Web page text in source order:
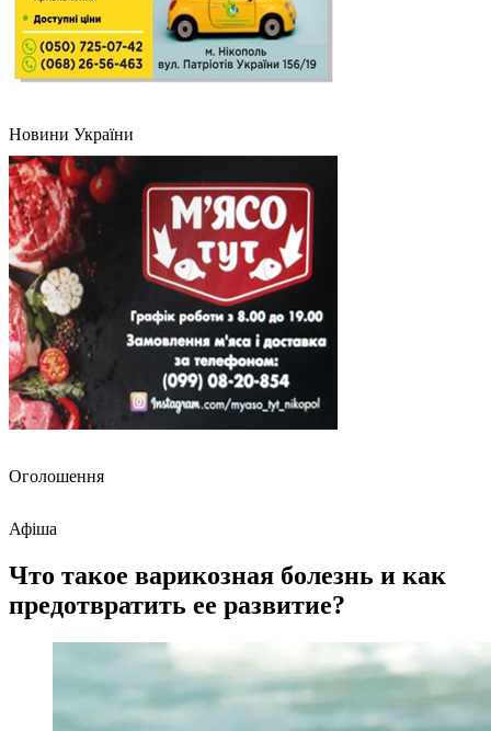
Новини України
Оголошення
Афіша
Что такое варикозная болезнь и как
предотвратить ее развитие?